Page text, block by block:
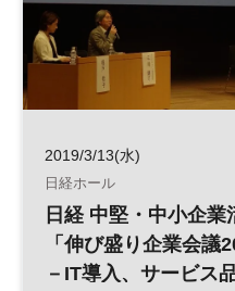
2019/3/13(水)
日経ホール
日経 中堅・中小企業
「伸び盛り企業会議
－IT導入、サービス